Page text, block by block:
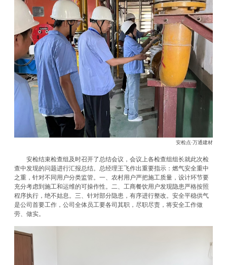
安检点·万通建材
安检结束检查组及时召开了总结会议，会议上各检查组组长就此次检
查中发现的问题进行汇报总结。总经理王飞作出重要指示：燃气安全重中
之重，针对不同用户分类监管。一、农村用户严把施工质量，设计环节要
充分考虑到施工和运维的可操作性。二、工商餐饮用户发现隐患严格按照
程序执行，绝不姑息。三、针对部分隐患，有序进行整改。安全平稳供气
是公司首要工作，公司全体员工要各司其职，尽职尽责，将安全工作做
劳、做实。